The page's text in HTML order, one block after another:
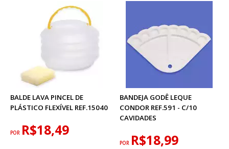
BALDE LAVA PINCEL DE
PLÁSTICO FLEXÍVEL REF.15040
POR R$18,49
BANDEJA GODÊ LEQUE
CONDOR REF.591 - C/10
CAVIDADES
POR R$18,99